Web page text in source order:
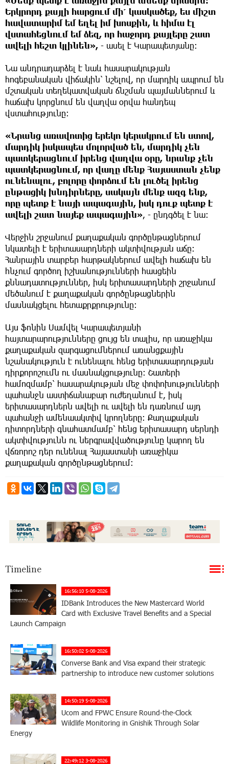
Երկրորդ քայլի հարցում մի՛ կասկածեք, ես միշտ
հավատարիմ եմ եղել իմ խոսքին, և հիմա էլ
վստահեցնում եմ ձեզ, որ հաջորդ քայլերը շատ
ավելի հեշտ կլինեն», - ասել է Կարապետյանը։
Նա անդրադարձել է նաև հասարակության
հոգեբանական վիճակին՝ նշելով, որ մարդիկ ապրում են
մշտական տեղեկատվական ճնշման պայմաններում և
հաճախ կորցնում են վաղվա օրվա հանդեպ
վստահությունը։
«Նրանց առավոտից երեկո կերակրում են ստով,
մարդիկ իսկապես մոլորված են, մարդիկ չեն
պատկերացնում իրենց վաղվա օրը, նրանք չեն
պատկերացնում, որ վաղը մենք Հայաստան չենք
ունենալու, բոլորը փորձում են լուծել իրենց
ընթացիկ խնդիրները, սակայն մենք ազգ ենք,
որը պետք է նայի ապագային, իսկ դուք պետք է
ավելի շատ նայեք ապագային», - ընդգծել է նա։
Վերջին շրջանում քաղաքական գործընթացներում
նկատելի է երիտասարդների ակտիվության աճը։
Հանրային տարբեր հարթակներում ավելի հաճախ են
հնչում գործող իշխանությունների հասցեին
քննադատություններ, իսկ երիտասարդների շրջանում
մեծանում է քաղաքական գործընթացներին
մասնակցելու հետաքրքրությունը։
Այս ֆոնին Սամվել Կարապետյանի
հայտարարությունները ցույց են տալիս, որ առաջիկա
քաղաքական զարգացումներում առանցքային
նշանակություն է ունենալու հենց երիտասարդության
դիրքորոշումն ու մասնակցությունը։ Շատերի
համոզմամբ՝ հասարակության մեջ փոփոխությունների
պահանջն աստիճանաբար ուժեղանում է, իսկ
երիտասարդներն ավելի ու ավելի են դառնում այդ
պահանջի ամենաակտիվ կրողները։ Քաղաքական
դիտորդների գնահատմամբ՝ հենց երիտասարդ սերնդի
ակտիվությունն ու ներգրավվածությունը կարող են
վճռորոշ դեր ունենալ Հայաստանի առաջիկա
քաղաքական գործընթացներում։
Timeline
16:56:10 5-08-2026
IDBank Introduces the New Mastercard World
Card with Exclusive Travel Benefits and a Special
Launch Campaign
16:50:02 5-08-2026
Converse Bank and Visa expand their strategic
partnership to introduce new customer solutions
14:50:19 5-08-2026
Ucom and FPWC Ensure Round-the-Clock
Wildlife Monitoring in Gnishik Through Solar
Energy
22:49:12 3-08-2026